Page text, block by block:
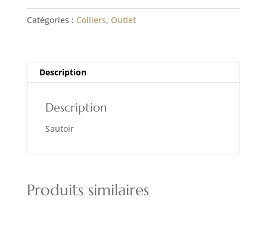
Catégories : Colliers, Outlet
Description
Description
Sautoir
Produits similaires